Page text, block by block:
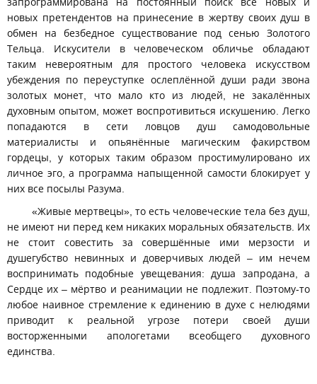
новых претендентов на принесение в жертву своих душ в
обмен на безбедное существование под сенью Золотого
Тельца. Искусители в человеческом обличье обладают
таким невероятным для простого человека искусством
убеждения по переуступке ослеплённой души ради звона
золотых монет, что мало кто из людей, не закалённых
духовным опытом, может воспротивиться искушению. Легко
попадаются в сети ловцов душ самодовольные
материалисты и опьянённые магическим факирством
гордецы, у которых таким образом простимулировано их
личное эго, а программа напыщенной самости блокирует у
них все посылы Разума.
«Живые мертвецы», то есть человеческие тела без душ,
не имеют ни перед кем никаких моральных обязательств. Их
не стоит совестить за совершённые ими мерзости и
душегубство невинных и доверчивых людей – им нечем
воспринимать подобные увещевания: душа запродана, а
Сердце их – мёртво и реанимации не подлежит. Поэтому-то
любое наивное стремление к единению в духе с нелюдями
приводит к реальной угрозе потери своей души
восторженными апологетами всеобщего духовного
единства.